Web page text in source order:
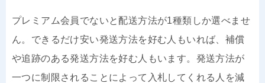
プレミアム会員でないと配送方法が1種類しか選べませ
ん。できるだけ安い発送方法を好む人もいれば、補償
や追跡のある発送方法を好む人もいます。発送方法が
一つに制限されることによって入札してくれる人を減